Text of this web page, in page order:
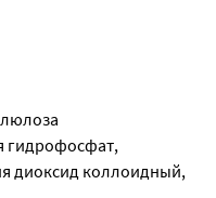
гидрофосфат,
диоксид коллоидный,